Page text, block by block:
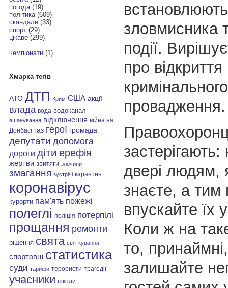
погода(19)
політика(609)
скандали(33)
спорт(29)
цікаве(299)
чемпіонати(1)
Хмарка тегів
АТО ДТП Крим США акції
влада вода водоканал
вшанування відключення війна на
Донбасі газ герої громада
депутати допомога
дороги діти ерефія
жертви звитяги злочини
змагання зустрічі карантин
коронавірус
курорти пам'ять пожежі
полеглі поліція потерпілі
прощання ремонти
рішення свята святкування
спортовці статистика
суди тарифи терористи трагедії
учасники школи
зловмисника
події.
про відкриття
кримінального
провадження.
двері людям,
знаєте, а тим
впускайте їх
Коли ж на
то,
залишайте